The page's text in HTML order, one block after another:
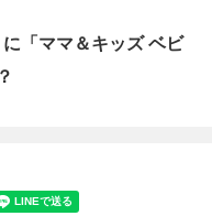
「ママ＆キッズ ベビ